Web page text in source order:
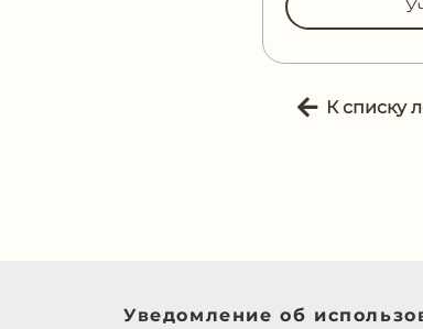
К списку
Уведомление об